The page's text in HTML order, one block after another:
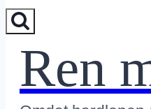
Ren